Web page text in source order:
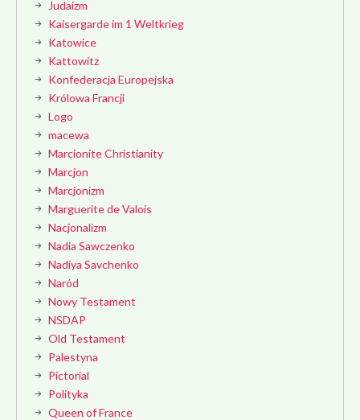
Judaizm
Kaisergarde im 1 Weltkrieg
Katowice
Kattowitz
Konfederacja Europejska
Królowa Francji
Logo
macewa
Marcionite Christianity
Marcjon
Marcjonizm
Marguerite de Valois
Nacjonalizm
Nadia Sawczenko
Nadiya Savchenko
Naród
Nowy Testament
NSDAP
Old Testament
Palestyna
Pictorial
Polityka
Queen of France